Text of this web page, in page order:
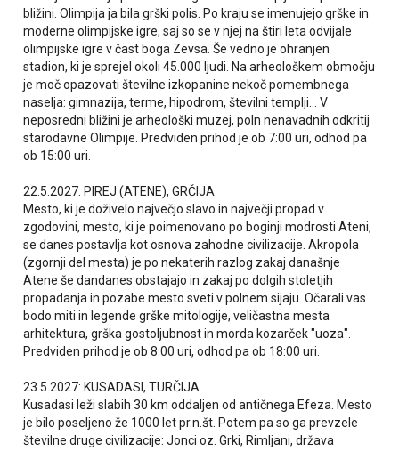
bližini. Olimpija ja bila grški polis. Po kraju se imenujejo grške in
moderne olimpijske igre, saj so se v njej na štiri leta odvijale
olimpijske igre v čast boga Zevsa. Še vedno je ohranjen
stadion, ki je sprejel okoli 45.000 ljudi. Na arheološkem območju
je moč opazovati številne izkopanine nekoč pomembnega
naselja: gimnazija, terme, hipodrom, številni templji... V
neposredni bližini je arheološki muzej, poln nenavadnih odkritij
starodavne Olimpije. Predviden prihod je ob 7:00 uri, odhod pa
ob 15:00 uri.
22.5.2027: PIREJ (ATENE), GRČIJA
Mesto, ki je doživelo največjo slavo in največji propad v
zgodovini, mesto, ki je poimenovano po boginji modrosti Ateni,
se danes postavlja kot osnova zahodne civilizacije. Akropola
(zgornji del mesta) je po nekaterih razlog zakaj današnje
Atene še dandanes obstajajo in zakaj po dolgih stoletjih
propadanja in pozabe mesto sveti v polnem sijaju. Očarali vas
bodo miti in legende grške mitologije, veličastna mesta
arhitektura, grška gostoljubnost in morda kozarček "uoza".
Predviden prihod je ob 8:00 uri, odhod pa ob 18:00 uri.
23.5.2027: KUSADASI, TURČIJA
Kusadasi leži slabih 30 km oddaljen od antičnega Efeza. Mesto
je bilo poseljeno že 1000 let pr.n.št. Potem pa so ga prevzele
številne druge civilizacije: Jonci oz. Grki, Rimljani, država